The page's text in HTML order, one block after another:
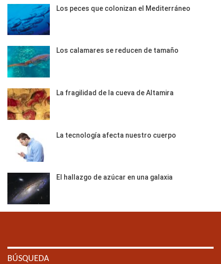
Los peces que colonizan el Mediterráneo
Los calamares se reducen de tamaño
La fragilidad de la cueva de Altamira
La tecnología afecta nuestro cuerpo
El hallazgo de azúcar en una galaxia
BÚSQUEDA